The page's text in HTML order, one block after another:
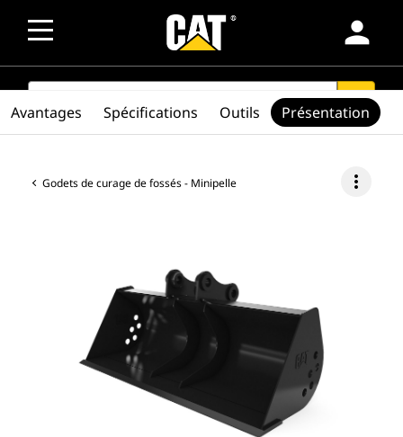
person
SEARCH search
Godets de curage de fossés - Minipelle more_vert
Avantages Spécifications Outils Présentation